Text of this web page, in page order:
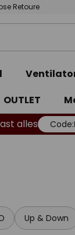
Retoure
OUTLET
alles Code:
Up & Down